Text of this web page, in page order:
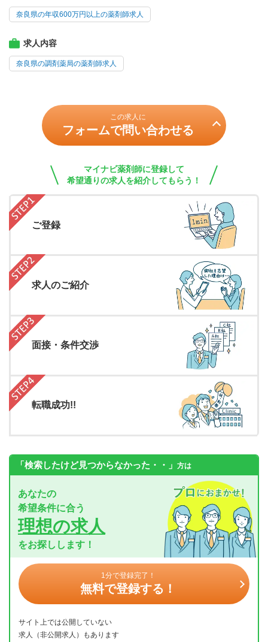
奈良県の年収600万円以上の薬剤師求人
求人内容
奈良県の調剤薬局の薬剤師求人
この求人に
フォームで問い合わせる
マイナビ薬剤師に登録して
希望通りの求人を紹介してもらう！
ご登録
求人のご紹介
面接・条件交渉
転職成功!!
「検索したけど見つからなかった・・」 方は
あなたの
希望条件に合う
理想の求人
をお探しします！
1分で登録完了！
無料で登録する！
サイト上では公開していない
求人（非公開求人）もあります